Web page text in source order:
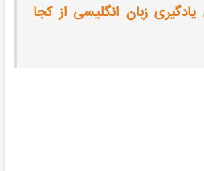
یادگیری زبان انگلیسی از کجا